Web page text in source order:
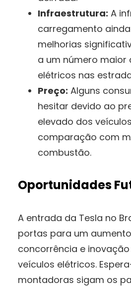
Infraestrutura: A
carregamento
melhorias
a um número maior
elétricos nas
Preço: Alguns
hesitar devido ao
elevado dos
comparação com
combustão.
Oportunidades
A entrada da Tesla no
portas para um
concorrência e
veículos elétricos.
montadoras sigam os